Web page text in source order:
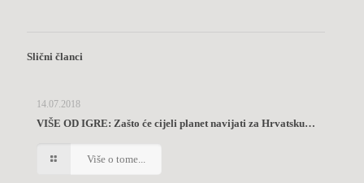
Slični članci
14.07.2018
VIŠE OD IGRE: Zašto će cijeli planet navijati za Hrvatsku…
Više o tome...